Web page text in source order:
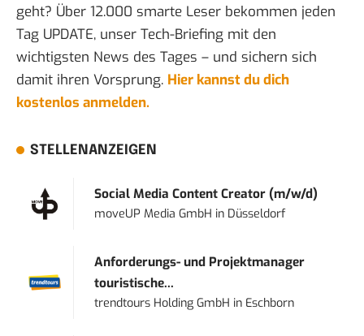
geht? Über 12.000 smarte Leser bekommen jeden
Tag UPDATE, unser Tech-Briefing mit den
wichtigsten News des Tages – und sichern sich
damit ihren Vorsprung. Hier kannst du dich
kostenlos anmelden.
STELLENANZEIGEN
Social Media Content Creator (m/w/d)
moveUP Media GmbH in Düsseldorf
Anforderungs- und Projektmanager
touristische...
trendtours Holding GmbH in Eschborn